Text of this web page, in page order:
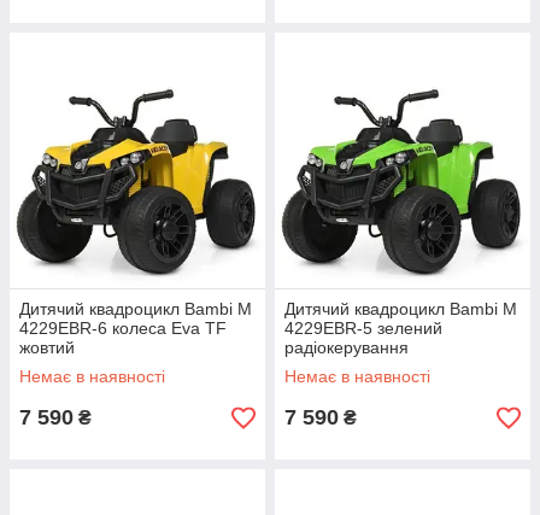
Дитячий квадроцикл Bambi M
4229EBR-6 колеса Eva TF
жовтий
Немає в наявності
7 590 ₴
Дитячий квадроцикл Bambi M
4229EBR-5 зелений
радіокерування
Немає в наявності
7 590 ₴